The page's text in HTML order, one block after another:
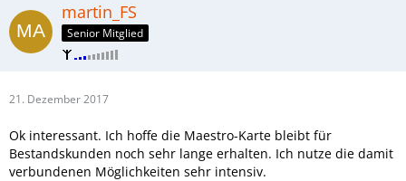
martin_FS
Senior Mitglied
21. Dezember 2017
Ok interessant. Ich hoffe die Maestro-Karte bleibt für
Bestandskunden noch sehr lange erhalten. Ich nutze die damit
verbundenen Möglichkeiten sehr intensiv.